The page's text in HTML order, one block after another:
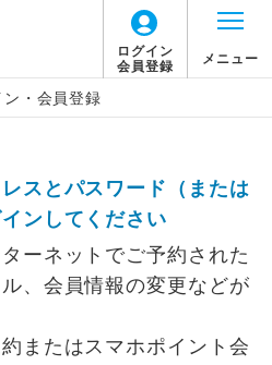
ログイン
会員登録
メニュー
ン・会員登録
スとパスワード（または
ンしてください
ーネットでご予約された
、会員情報の変更などが
またはスマホポイント会